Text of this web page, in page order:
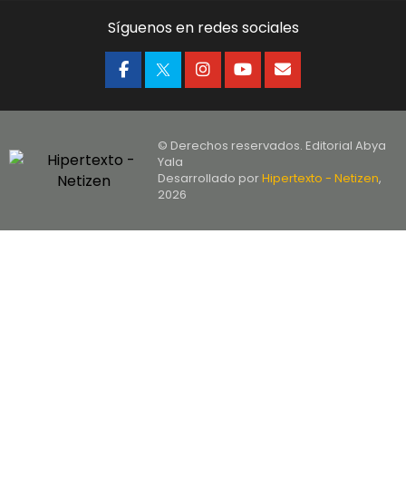
Síguenos en redes sociales
© Derechos reservados. Editorial Abya
Yala
Desarrollado porHipertexto - Netizen,
2026